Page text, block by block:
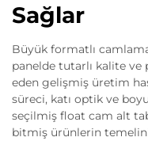
Sağlar
Büyük formatlı
panelde tutarlı kalite
eden gelişmiş üretim
süreci, katı optik ve
seçilmiş float cam alt
bitmiş ürünlerin